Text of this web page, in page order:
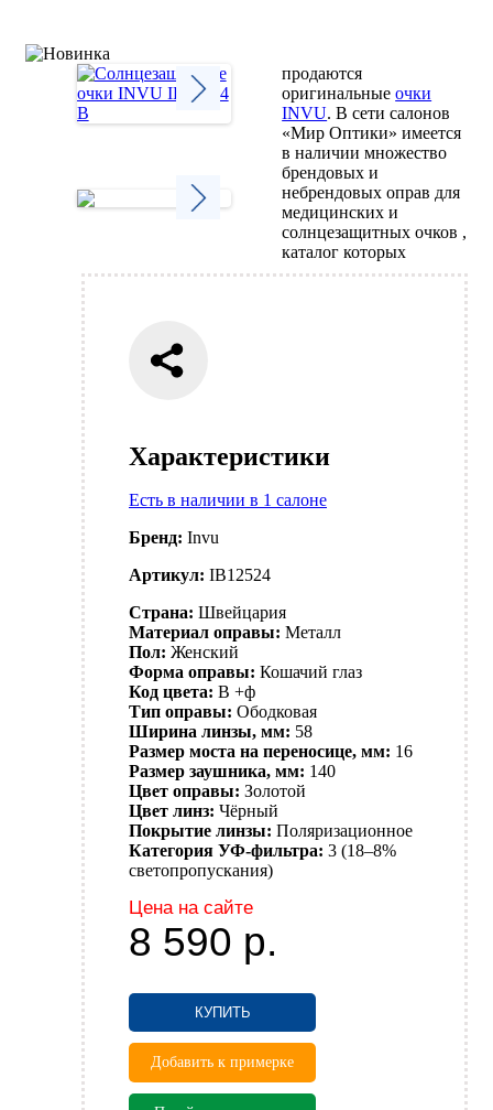
Характеристики
Есть в наличии в 1 салоне
Бренд: Invu
Артикул: IB12524
Страна: Швейцария
Материал оправы: Металл
Пол: Женский
Форма оправы: Кошачий глаз
Код цвета: B +ф
Тип оправы: Ободковая
Ширина линзы, мм: 58
Размер моста на переносице, мм: 16
Размер заушника, мм: 140
Цвет оправы: Золотой
Цвет линз: Чёрный
Покрытие линзы: Поляризационное
Категория УФ-фильтра: 3 (18–8%
светопропускания)
Цена на сайте
8 590 р.
КУПИТЬ
Добавить к примерке
продаются
оригинальныеочки
INVU. В сети салонов
«Мир Оптики» имеется
в наличии множество
брендовых и
небрендовых оправ для
медицинских и
солнцезащитных очков ,
каталог которых